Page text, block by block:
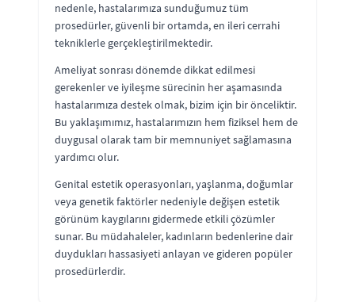
nedenle, hastalarımıza sunduğumuz tüm
prosedürler, güvenli bir ortamda, en ileri cerrahi
tekniklerle gerçekleştirilmektedir.
Ameliyat sonrası dönemde dikkat edilmesi
gerekenler ve iyileşme sürecinin her aşamasında
hastalarımıza destek olmak, bizim için bir önceliktir.
Bu yaklaşımımız, hastalarımızın hem fiziksel hem de
duygusal olarak tam bir memnuniyet sağlamasına
yardımcı olur.
Genital estetik operasyonları, yaşlanma, doğumlar
veya genetik faktörler nedeniyle değişen estetik
görünüm kaygılarını gidermede etkili çözümler
sunar. Bu müdahaleler, kadınların bedenlerine dair
duydukları hassasiyeti anlayan ve gideren popüler
prosedürlerdir.